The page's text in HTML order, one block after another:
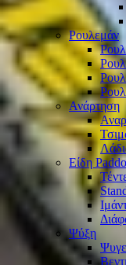
Ρουλεμάν
Ανάρτηση
Είδη
Ψύξη